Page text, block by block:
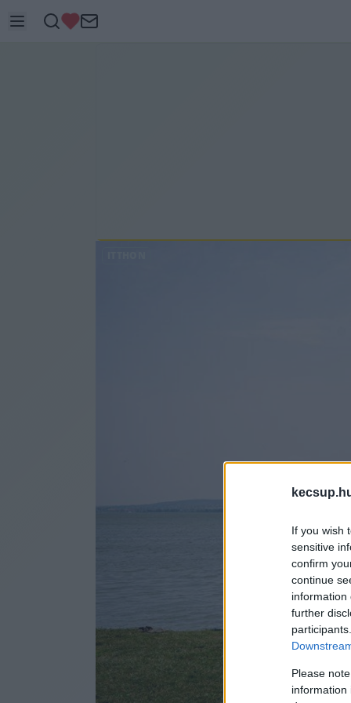
If you wish
sensitive
confirm
continue
information
further
Please
information